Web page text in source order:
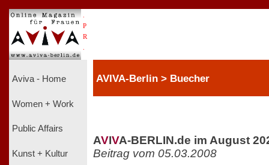
P
R
Aviva - Home
Women + Work
Public Affairs
Kunst + Kultur
AVIVA-Berlin > Buecher
AVIVA-BERLIN.de im August
Beitrag vom 05.03.2008